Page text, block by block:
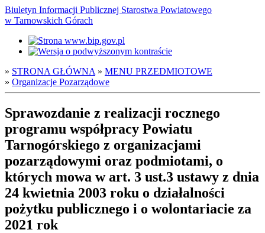
Biuletyn Informacji Publicznej Starostwa Powiatowego
w Tarnowskich Górach
» STRONA GŁÓWNA » MENU PRZEDMIOTOWE
» Organizacje Pozarządowe
Sprawozdanie z realizacji rocznego
programu współpracy Powiatu
Tarnogórskiego z organizacjami
pozarządowymi oraz podmiotami, o
których mowa w art. 3 ust.3 ustawy z dnia
24 kwietnia 2003 roku o działalności
pożytku publicznego i o wolontariacie za
2021 rok